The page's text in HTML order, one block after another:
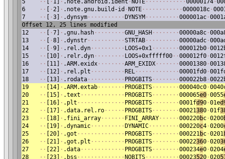
5
· · · 1] · .note.android.ident · NOTE · · · · · · · · · · · ·00000174 ·
6
· · ·2] · .note.gnu.build-id · NOTE · · · · · · · · · · · ·0000018c ·
7
· · ·3] · .dynsym · · · · · · · · · · · DYNSYM · · · · · · · · · ·000001ac ·
Offset 12, 25 lines modified
12
· · ·7] · .gnu.hash · · · · · · · · ·GNU_HASH · · · · · · · ·00000a8c ·
13
· · ·8] · .dynstr · · · · · · · · · · ·STRTAB · · · · · · · · · ·00000adc ·
14
· · ·9] · .rel.dyn · · · · · · · · · · LOOS+0x1 · · · · · · · ·000012b0 ·
15
· · [10] · .relr.dyn · · · · · · · · · LOOS+0xfffff00 · ·000012f0 ·
16
· · [11] · .ARM.exidx · · · · · · · ·ARM_EXIDX · · · · · · ·00001380 ·
17
· · [12] · .rel.plt · · · · · · · · · · REL · · · · · · · · · · · · ·00001fd0 ·
18
· · [13] · .rodata · · · · · · · · · · · PROGBITS · · · · · · · ·000022b8 ·
19
· · [14] · .ARM.extab · · · · · · · · PROGBITS · · · · · · · ·000040c0 ·
20
· · [15] · .text · · · · · · · · · · · · · PROGBITS · · · · · · · ·000065e0 ·0055
21
· · [16] · .plt · · · · · · · · · · · · · · PROGBITS · · · · · · · ·0001fd90 ·01e
22
· · [17] · .data.rel.ro · · · · · · PROGBITS · · · · · · · ·00021380 ·01f
23
· · [18] · .fini_array · · · · · · · FINI_ARRAY · · · · · ·000220bc ·0200
24
· · [19] · .dynamic · · · · · · · · · · DYNAMIC · · · · · · · · ·000220c4 ·0200
25
· · [20] · .got · · · · · · · · · · · · · · PROGBITS · · · · · · · ·000221bc ·0201
26
· · [21] · .got.plt · · · · · · · · · · PROGBITS · · · · · · · ·00022360 ·020
27
· · [22] · .data · · · · · · · · · · · · · PROGBITS · · · · · · · ·000234e0 ·0204
28
· · [23] · .bss · · · · · · · · · · · · · · NOBITS · · · · · · · · · ·00023520 ·020